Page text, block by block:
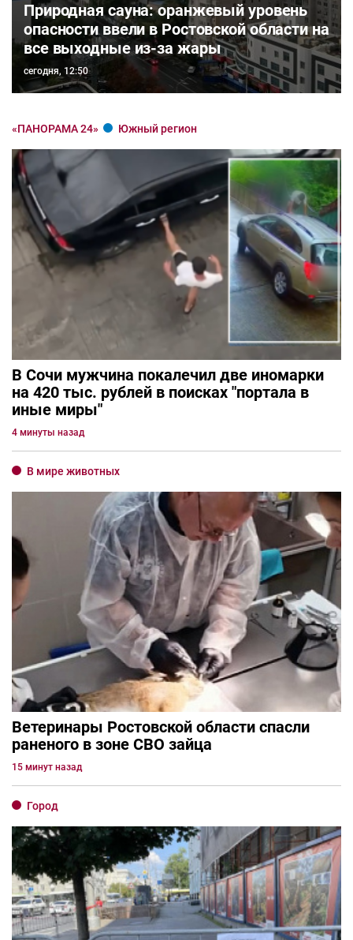
Природная сауна: оранжевый уровень
опасности ввели в Ростовской области на
все выходные из-за жары
сегодня, 12:50
«ПАНОРАМА 24» Южный регион
В Сочи мужчина покалечил две иномарки
на 420 тыс. рублей в поисках "портала в
иные миры"
4 минуты назад
В мире животных
Ветеринары Ростовской области спасли
раненого в зоне СВО зайца
15 минут назад
Город